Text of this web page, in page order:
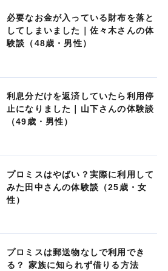
必要なお金が入っている財布を落と
してしまいました｜佐々木さんの体
験談（48歳・男性）
利息分だけを返済していたら利用停
止になりました｜山下さんの体験談
（49歳・男性）
プロミスはやばい？実際に利用して
みた田中さんの体験談（25歳・女
性）
プロミスは郵送物なしで利用でき
る？ 家族に知られず借りる方法